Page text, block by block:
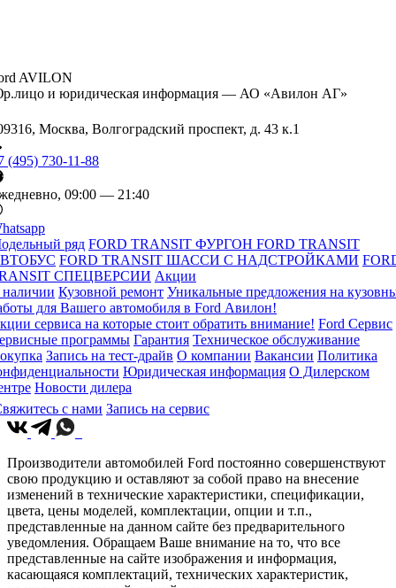
AVILON
и юридическая информация — АО «Авилон АГ»
Москва, Волгоградский проспект, д. 43 к.1
(495) 730-11-88
09:00 — 21:40
ряд FORD TRANSIT ФУРГОН FORD TRANSIT
FORD TRANSIT ШАССИ С НАДСТРОЙКАМИ
СПЕЦВЕРСИИ Акции
Кузовной ремонт Уникальные предложения на
для Вашего автомобиля в Ford Авилон!
сервиса на которые стоит обратить внимание! Ford Сервис
программы Гарантия Техническое обслуживание
Запись на тест-драйв О компании Вакансии Политика
Юридическая информация О Дилерском
Новости дилера
с нами Запись на сервис
Производители автомобилей Ford постоянно совершенствуют
свою продукцию и оставляют за собой право на внесение
изменений в технические характеристики, спецификации,
цвета, цены моделей, комплектации, опции и т.п.,
представленные на данном сайте без предварительного
уведомления. Обращаем Ваше внимание на то, что все
представленные на сайте изображения и информация,
касающаяся комплектаций, технических характеристик,